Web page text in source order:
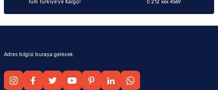
Tüm Türkiye’ye Kargo! 0 212 xxx 4569
Adres bilgisi buraya gelecek.